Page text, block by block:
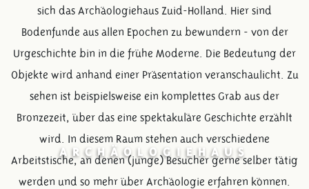
ARCHÄOLOGIEHAUS
sich das Archäologiehaus Zuid-Holland. Hier sind
Bodenfunde aus allen Epochen zu bewundern - von der
Urgeschichte bin in die frühe Moderne. Die Bedeutung der
Objekte wird anhand einer Präsentation veranschaulicht. Zu
sehen ist beispielsweise ein komplettes Grab aus der
Bronzezeit, über das eine spektakuläre Geschichte erzählt
wird. In diesem Raum stehen auch verschiedene
Arbeitstische, an denen (junge) Besucher gerne selber tätig
werden und so mehr über Archäologie erfahren können.